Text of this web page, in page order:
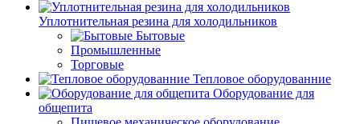
Уплотнительная резина для холодильников
Бытовые
Промышленные
Торговые
Тепловое оборудованние
Оборудование для
общепита